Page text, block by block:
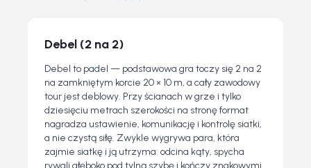
Debel (2 na 2)
Debel to padel — podstawowa gra toczy się 2 na 2
na zamkniętym korcie 20 × 10 m, a cały zawodowy
tour jest deblowy. Przy ścianach w grze i tylko
dziesięciu metrach szerokości na stronę format
nagradza ustawienie, komunikację i kontrolę siatki,
a nie czystą siłę. Zwykle wygrywa para, która
zajmie siatkę i ją utrzyma: odcina kąty, spycha
rywali głęboko pod tylną szybę i kończy znakowymi